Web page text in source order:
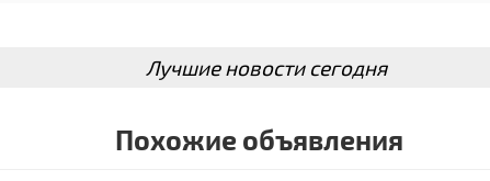
Лучшие новости сегодня
Похожие объявления